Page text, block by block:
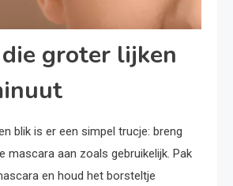
groter lijken
blik is er een simpel trucje: breng
mascara aan zoals gebruikelijk. Pak
en houd het borsteltje